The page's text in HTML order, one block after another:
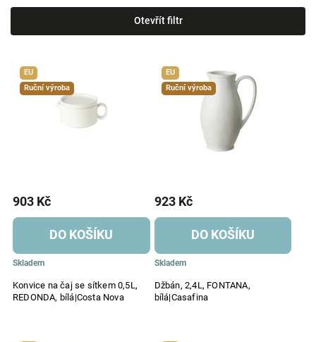
Nejlevnější
Nejdražší
Otevřít filtr
EU
Ruční výroba
Konvice na čaj se sítkem 0,5L,
REDONDA, bílá|Costa Nova
Skladem
903 Kč
DO KOŠÍKU
EU
Ruční výroba
Džbán, 2,4L, FONTANA,
bílá|Casafina
Skladem
923 Kč
DO KOŠÍKU